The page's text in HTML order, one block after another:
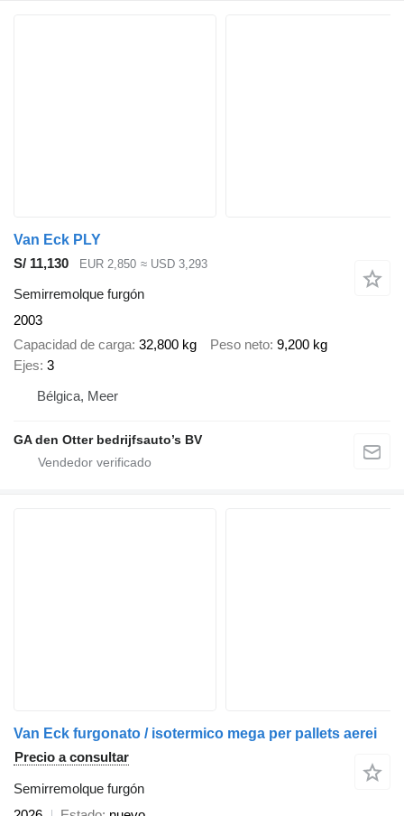
Van Eck PLY
S/ 11,130
EUR 2,850 ≈ USD 3,293
Semirremolque furgón
2003
Capacidad de carga 32,800 kg Peso neto 9,200 kg
Ejes 3
Bélgica, Meer
GA den Otter bedrijfsauto’s BV
Van Eck furgonato / isotermico mega per pallets aerei
Precio a consultar
Semirremolque furgón